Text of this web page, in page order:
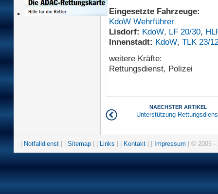
Eingesetzte Fahrzeuge:
KdoW Wehrführer
Lisdorf: KdoW, LF 20/30,
Innenstadt: KdoW, TLK 23/
weitere Kräfte:
Rettungsdienst, Polizei
NAECHSTER ARTIKEL
Unterstützung
Notfalldienst Sitemap Links Kontakt Impressum | © 2005 -